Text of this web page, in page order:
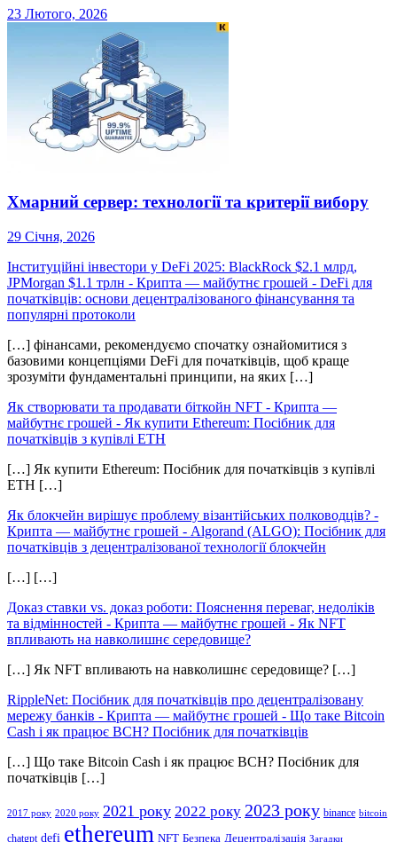
23 Лютого, 2026
Хмарний сервер: технології та критерії вибору
29 Січня, 2026
Інституційні інвестори у DeFi 2025: BlackRock $2.1 млрд,
JPMorgan $1.1 трлн - Крипта — майбутнє грошей - DeFi для
початківців: основи децентралізованого фінансування та
популярні протоколи
[…] фінансами, рекомендуємо спочатку ознайомитися з
базовими концепціями DeFi для початківців, щоб краще
зрозуміти фундаментальні принципи, на яких […]
Як створювати та продавати біткойн NFT - Крипта —
майбутнє грошей - Як купити Ethereum: Посібник для
початківців з купівлі ETH
[…] Як купити Ethereum: Посібник для початківців з купівлі
ETH […]
Як блокчейн вирішує проблему візантійських полководців? -
Крипта — майбутнє грошей - Algorand (ALGO): Посібник для
початківців з децентралізованої технології блокчейн
[…] […]
Доказ ставки vs. доказ роботи: Пояснення переваг, недоліків
та відмінностей - Крипта — майбутнє грошей - Як NFT
впливають на навколишнє середовище?
[…] Як NFT впливають на навколишнє середовище? […]
RippleNet: Посібник для початківців про децентралізовану
мережу банків - Крипта — майбутнє грошей - Що таке Bitcoin
Cash і як працює BCH? Посібник для початківців
[…] Що таке Bitcoin Cash і як працює BCH? Посібник для
початківців […]
2017 року 2020 року 2021 року 2022 року 2023 року binance bitcoin
chatgpt defi ethereum NFT Безпека Децентралізація Загадки